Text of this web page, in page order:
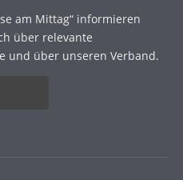
am Mittag“ informieren
über relevante
und über unseren Verband.